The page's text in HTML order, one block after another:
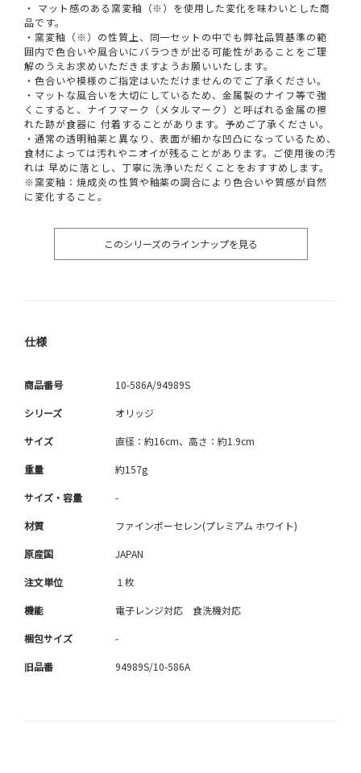
・ マット感のある窯変釉（※）を使用した変化を味わいとした商
品です。
・窯変釉（※）の性質上、同一セットの中でも弊社品質基準の範
囲内で色合いや風合いにバラつきが出る可能性があることをご理
解のうえお求めいただきますようお願いいたします。
・色合いや模様のご指定はいただけませんのでご了承ください。
・マットな風合いを大切にしているため、金属製のナイフ等で強
くこすると、ナイフマーク（メタルマーク）と呼ばれる金属の擦
れた跡が食器に 付着することがあります。予めご了承ください。
・通常の透明釉薬と異なり、表面が細かな凹凸になっているため、
食材によっては汚れやニオイが残ることがあります。ご使用後の汚
れは 早めに落とし、丁寧に洗浄いただくことをおすすめします。
※窯変釉：焼成炎の性質や釉薬の調合により色合いや質感が自然
に変化すること。
このシリーズのラインナップを見る
仕様
商品番号 10-586A/94989S
シリーズ オリッジ
サイズ 直径：約16cm、高さ：約1.9cm
重量 約157g
サイズ・容量 -
材質 ファインポーセレン(プレミアム ホワイト)
原産国 JAPAN
注文単位 １枚
機能 電子レンジ対応 食洗機対応
梱包サイズ -
旧品番 94989S/10-586A